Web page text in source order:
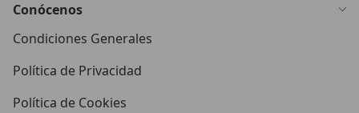
Conócenos
Condiciones Generales
Política de Privacidad
Política de Cookies